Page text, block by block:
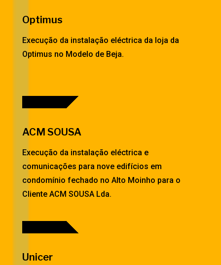
Optimus
Execução da instalação eléctrica da loja da
Optimus no Modelo de Beja.
ACM SOUSA
Execução da instalação eléctrica e
comunicações para nove edifícios em
condomínio fechado no Alto Moinho para o
Cliente ACM SOUSA Lda.
Unicer